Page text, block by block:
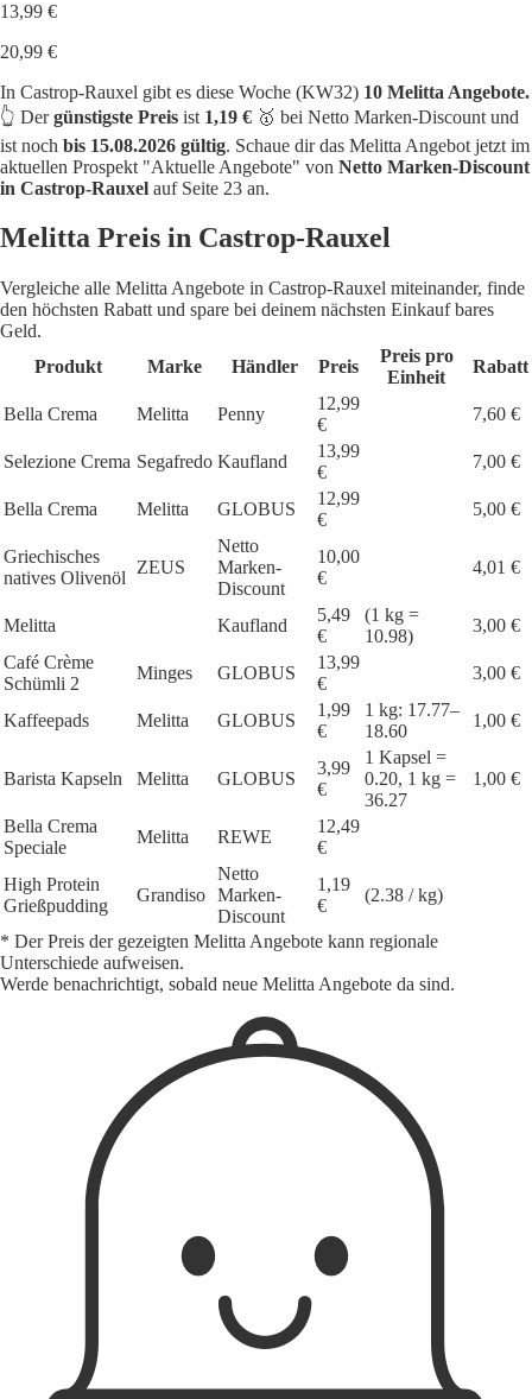
13,99 €
20,99 €
In Castrop-Rauxel gibt es diese Woche (KW32) 10 Melitta Angebote.
👆 Dergünstigste Preis ist 1,19 € 🥇 bei Netto Marken-Discount und
ist noch bis 15.08.2026 gültig. Schaue dir das Melitta Angebot jetzt im
aktuellen Prospekt "Aktuelle Angebote" von Netto Marken-Discount
in Castrop-Rauxel auf Seite 23 an.
Melitta Preis in Castrop-Rauxel
Vergleiche alle Melitta Angebote in Castrop-Rauxel miteinander, finde
den höchsten Rabatt und spare bei deinem nächsten Einkauf bares
Geld.
Produkt
Marke Händler Preis
Preis pro
Einheit
Rabatt
Bella Crema Melitta Penny
12,99
€
7,60 €
Selezione Crema Segafredo Kaufland
13,99
€
7,00 €
Bella Crema Melitta GLOBUS
12,99
€
5,00 €
Griechisches
natives Olivenöl
ZEUS
Netto
Marken-
Discount
10,00
€
4,01 €
Melitta Kaufland
5,49
€
(1 kg =
10.98)
3,00 €
Café Crème
Schümli 2
Minges GLOBUS
13,99
€
3,00 €
Kaffeepads Melitta GLOBUS
1,99
€
1 kg: 17.77–
18.60
1,00 €
Barista Kapseln Melitta GLOBUS
3,99
€
1 Kapsel =
0.20, 1 kg =
36.27
1,00 €
Bella Crema
Speciale
Melitta REWE
12,49
€
High Protein
Grießpudding
Grandiso
Netto
Marken-
Discount
1,19
€
(2.38 / kg)
* Der Preis der gezeigten Melitta Angebote kann regionale
Unterschiede aufweisen.
Werde benachrichtigt, sobald neue Melitta Angebote da sind.